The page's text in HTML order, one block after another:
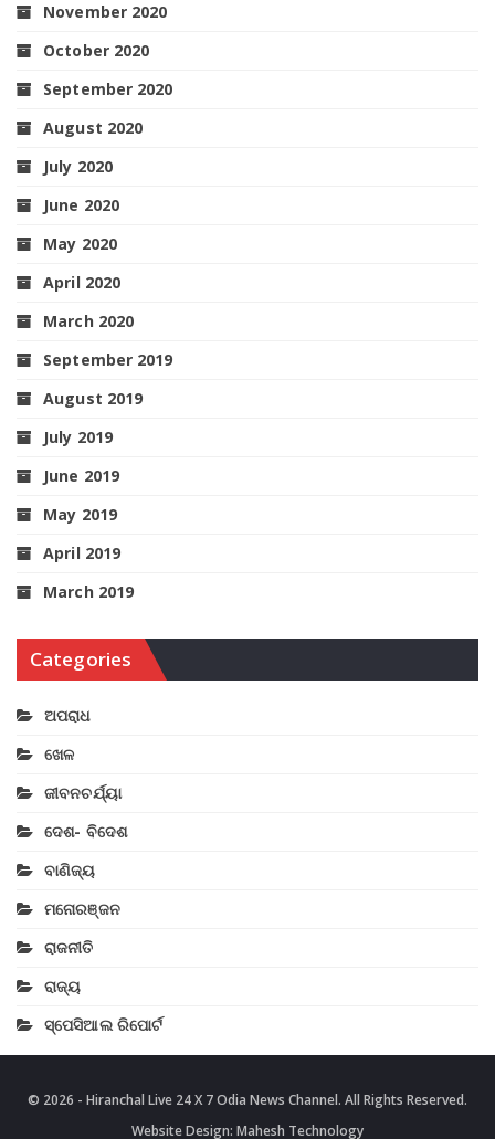
November 2020
October 2020
September 2020
August 2020
July 2020
June 2020
May 2020
April 2020
March 2020
September 2019
August 2019
July 2019
June 2019
May 2019
April 2019
March 2019
Categories
ଅପରାଧ
ଖେଳ
ଜୀବନଚର୍ଯ୍ୟା
ଦେଶ- ବିଦେଶ
ବାଣିଜ୍ୟ
ମନୋରଞ୍ଜନ
ରାଜନୀତି
ରାଜ୍ୟ
ସ୍ପେସିଆଲ ରିପୋର୍ଟ
© 2026 - Hiranchal Live 24 X 7 Odia News Channel. All Rights Reserved.
Website Design: Mahesh Technology